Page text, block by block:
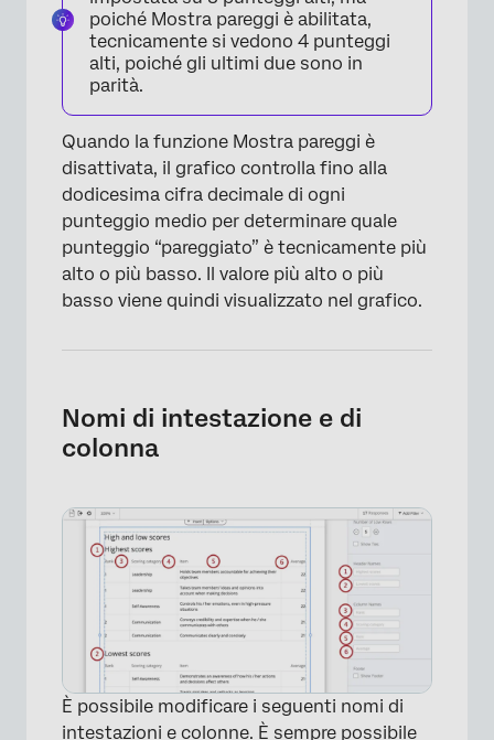
×
poiché Mostra pareggi è abilitata,
tecnicamente si vedono 4 punteggi
alti, poiché gli ultimi due sono in
parità.
Quando la funzione Mostra pareggi è
disattivata, il grafico controlla fino alla
dodicesima cifra decimale di ogni
punteggio medio per determinare quale
punteggio “pareggiato” è tecnicamente più
alto o più basso. Il valore più alto o più
basso viene quindi visualizzato nel grafico.
Nomi di intestazione e di
colonna
È possibile modificare i seguenti nomi di
intestazioni e colonne. È sempre possibile